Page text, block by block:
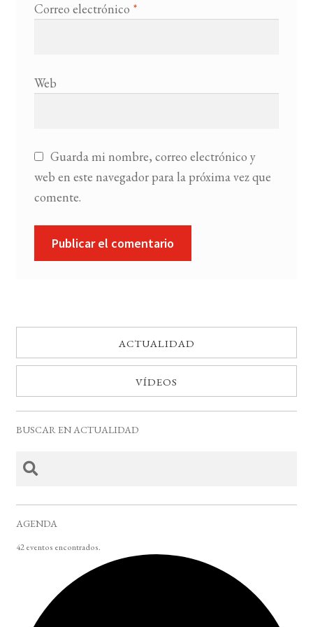
Correo electrónico *
Web
Guarda mi nombre, correo electrónico y
web en este navegador para la próxima vez que
comente.
ACTUALIDAD
VÍDEOS
BUSCAR EN ACTUALIDAD
AGENDA
42 eventos encontrados.